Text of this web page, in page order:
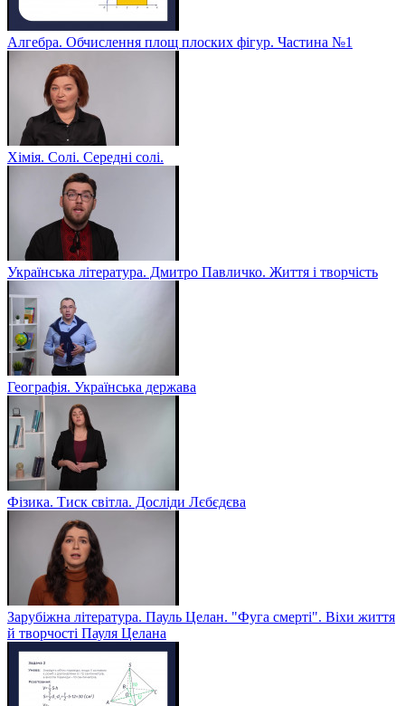
Алгебра. Обчислення площ плоских фігур. Частина №1
Хімія. Солі. Середні солі.
Українська література. Дмитро Павличко. Життя і творчість
Географія. Українська держава
Фізика. Тиск світла. Досліди Лєбєдєва
Зарубіжна література. Пауль Целан. "Фуга смерті". Віхи життя
й творчості Пауля Целана